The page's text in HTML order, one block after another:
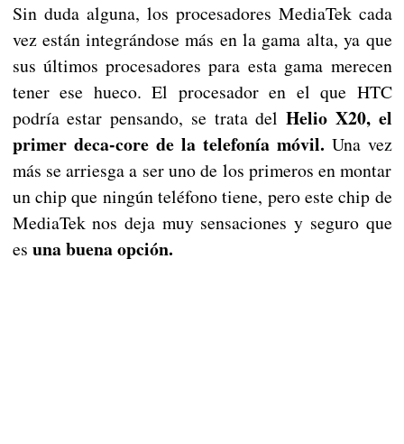
Sin duda alguna, los procesadores MediaTek cada
vez están integrándose más en la gama alta, ya que
sus últimos procesadores para esta gama merecen
tener ese hueco. El procesador en el que HTC
podría estar pensando, se trata del Helio X20, el
primer deca-core de la telefonía móvil. Una vez
más se arriesga a ser uno de los primeros en montar
un chip que ningún teléfono tiene, pero este chip de
MediaTek nos deja muy sensaciones y seguro que
es una buena opción.